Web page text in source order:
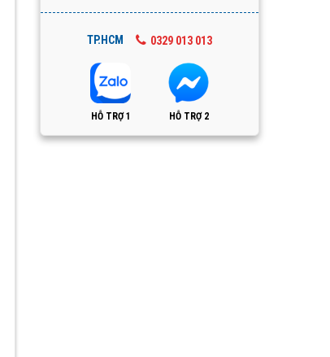
TP.HCM 0329 013 013
HỖ TRỢ 1 HỖ TRỢ 2